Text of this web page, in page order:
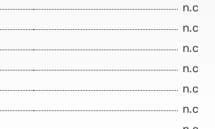
n.c
n.c
n.c
n.c
n.c
n.c